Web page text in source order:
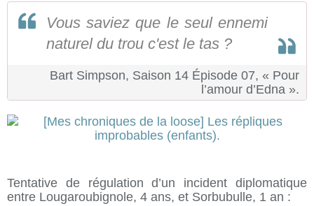
Vous saviez que le seul ennemi
naturel du trou c'est le tas ?
Bart Simpson, Saison 14 Épisode 07, « Pour
l’amour d’Edna ».
Tentative de régulation d’un incident diplomatique
entre Lougaroubignole, 4 ans, et Sorbubulle, 1 an :